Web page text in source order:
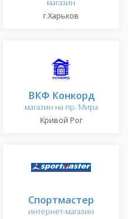
магазин
г.Харьков
ВКФ Конкорд
магазин на пр. Мира
Кривой Рог
Спортмастер
интернет-магазин